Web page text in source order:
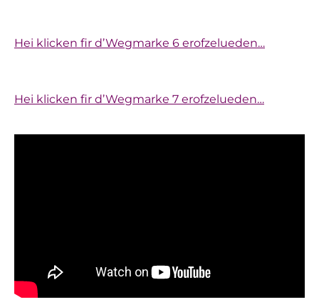
Hei klicken fir d’Wegmarke 6 erofzelueden…
Hei klicken fir d’Wegmarke 7 erofzelueden…